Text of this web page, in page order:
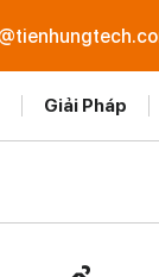
Giải Pháp